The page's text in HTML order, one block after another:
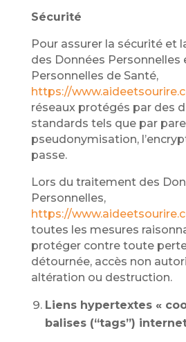
Sécurité
Pour assurer la sécurité et
des Données Personnelles
Personnelles de Santé,
https://
réseaux protégés par des
standards tels que par
pseudonymisation,
passe.
Lors du traitement des
Personnelles,
https://
toutes les mesures
protéger contre toute
détournée, accès non
altération ou destruction.
Liens hypertextes «
balises (“tags”)